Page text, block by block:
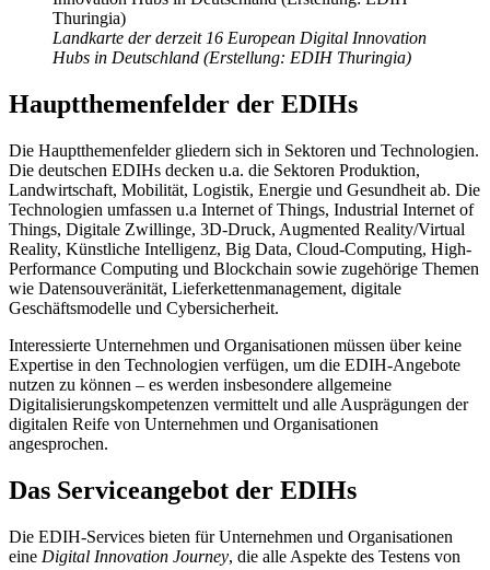
Landkarte der derzeit 16 European Digital Innovation
Hubs in Deutschland (Erstellung: EDIH Thuringia)
Hauptthemenfelder der EDIHs
Die Hauptthemenfelder gliedern sich in Sektoren und Technologien.
Die deutschen EDIHs decken u.a. die Sektoren Produktion,
Landwirtschaft, Mobilität, Logistik, Energie und Gesundheit ab. Die
Technologien umfassen u.a Internet of Things, Industrial Internet of
Things, Digitale Zwillinge, 3D-Druck, Augmented Reality/Virtual
Reality, Künstliche Intelligenz, Big Data, Cloud-Computing, High-
Performance Computing und Blockchain sowie zugehörige Themen
wie Datensouveränität, Lieferkettenmanagement, digitale
Geschäftsmodelle und Cybersicherheit.
Interessierte Unternehmen und Organisationen müssen über keine
Expertise in den Technologien verfügen, um die EDIH-Angebote
nutzen zu können – es werden insbesondere allgemeine
Digitalisierungskompetenzen vermittelt und alle Ausprägungen der
digitalen Reife von Unternehmen und Organisationen
angesprochen.
Das Serviceangebot der EDIHs
Die EDIH-Services bieten für Unternehmen und Organisationen
eine Digital Innovation Journey, die alle Aspekte des Testens von